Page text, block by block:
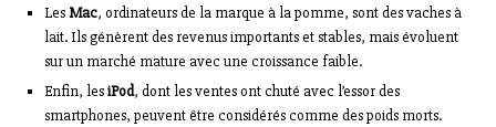
LesMac, ordinateurs de la marque à la pomme, sont des vaches à
lait. Ils génèrent des revenus importants et stables, mais évoluent
sur un marché mature avec une croissance faible.
Enfin, lesiPod, dont les ventes ont chuté avec l’essor des
smartphones, peuvent être considérés comme des poids morts.